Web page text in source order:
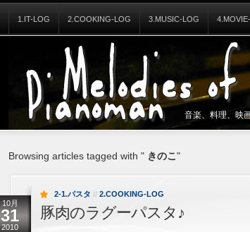
音楽、料理、映
1.IT-LOG 2.COOKING-LOG 3.MUSIC-LOG
Browsing articles tagged with " きのこ"
10月
31
2010
2-1.パスタ // 2.COOKING-LOG
豚肉のラグーパスタ♪